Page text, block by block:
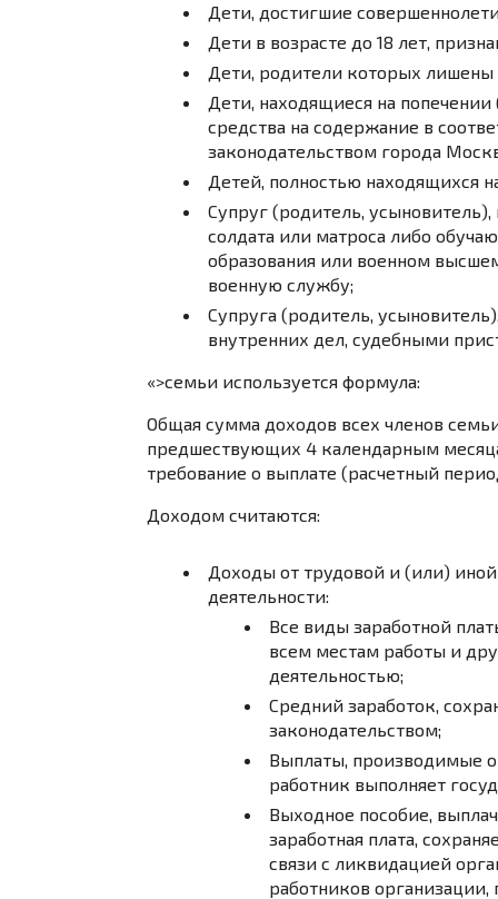
Дети, достигшие
Дети в возрасте до 18 лет,
Дети, родители которых лишены
Дети, находящиеся на
средства на содержание в
законодательством города
Детей, полностью находящихся
Супруг (родитель,
солдата или матроса либо
образования или военном
военную службу;
Супруга (родитель,
внутренних дел, судебными
«>семьи используется формула:
Общая сумма доходов всех членов
предшествующих 4 календарным
требование о выплате (расчетный
Доходом считаются:
Доходы от трудовой и (или)
деятельности:
Все виды заработной
всем местам работы и
деятельностью;
Средний заработок,
законодательством;
Выплаты, производимые
работник выполняет
Выходное пособие,
заработная плата,
связи с ликвидацией
работников